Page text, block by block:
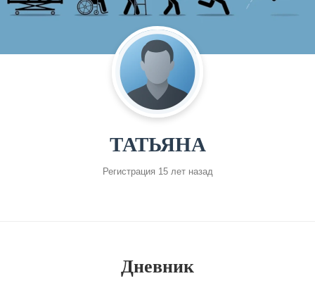
ТАТЬЯНА
Регистрация 15 лет назад
Дневник